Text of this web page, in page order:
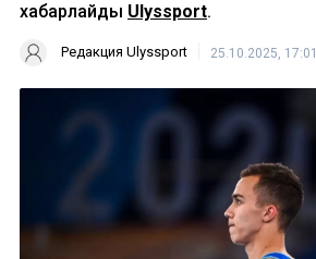
хабарлайды Ulyssport.
Редакция Ulyssport 25.10.2025, 17:01